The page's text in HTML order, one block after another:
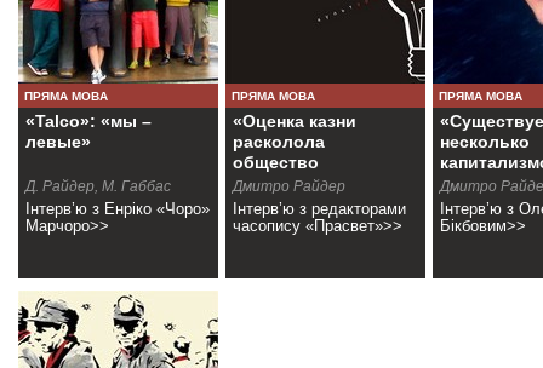
ПРЯМА МОВА
«Talco»: «мы –
левые»
Д. Райдер, М. Габбас
Інтерв’ю з Енріко «Чоро»
Марчоро>>
ПРЯМА МОВА
«Оценка казни
расколола
общество
Беларуси»
Дмитро Райдер
Інтерв’ю з редакторами
часопису «Прасвет»>>
ПРЯМА МОВА
несколько
Дмитро
Інтерв’ю з
Бікбовим>>